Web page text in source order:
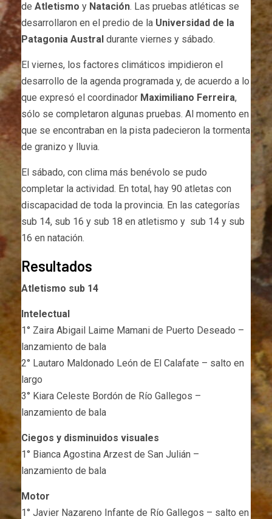
de Atletismo y Natación. Las pruebas atléticas se
desarrollaron en el predio de la Universidad de la
Patagonia Austral durante viernes y sábado.
El viernes, los factores climáticos impidieron el
desarrollo de la agenda programada y, de acuerdo a lo
que expresó el coordinador Maximiliano Ferreira,
sólo se completaron algunas pruebas. Al momento en
que se encontraban en la pista padecieron la tormenta
de granizo y lluvia.
El sábado, con clima más benévolo se pudo
completar la actividad. En total, hay 90 atletas con
discapacidad de toda la provincia. En las categorías
sub 14, sub 16 y sub 18 en atletismo y sub 14 y sub
16 en natación.
Resultados
Atletismo sub 14
Intelectual
1° Zaira Abigail Laime Mamani de Puerto Deseado –
lanzamiento de bala
2° Lautaro Maldonado León de El Calafate – salto en
largo
3° Kiara Celeste Bordón de Río Gallegos –
lanzamiento de bala
Ciegos y disminuidos visuales
1° Bianca Agostina Arzest de San Julián –
lanzamiento de bala
Motor
1° Javier Nazareno Infante de Río Gallegos – salto en